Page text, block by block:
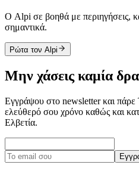
Ο Alpi σε βοηθά με περιηγήσεις,
σημαντικά.
Ρώτα τον Alpi
Μην χάσεις καμία
Εγγράψου στο newsletter και πάρε
ελεύθερό σου χρόνο καθώς και
Ελβετία.